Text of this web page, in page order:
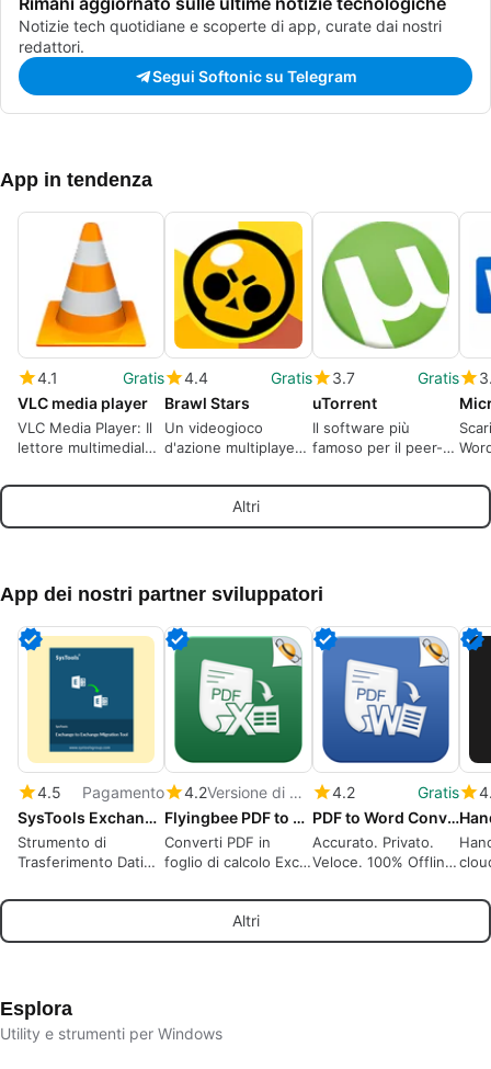
Notizie tech quotidiane e scoperte di app, curate dai nostri
redattori.
Segui Softonic su Telegram
App in tendenza
4.1
Gratis
VLC media player
VLC Media Player: Il
lettore multimediale
definitivo.
4.4
Gratis
Brawl Stars
Un videogioco
d'azione multiplayer
tuoi amici
3.7
Gratis
uTorrent
Il software più
famoso per il peer-
Altri
App dei nostri partner sviluppatori
4.5
Pagamento
SysTools Exchange to Exchange Migration Tool
Strumento di
Trasferimento Dati
Exchange: Dare
Filtrare gli Elementi e
Reale
4.2
Versione di prova
Flyingbee PDF to Excel Converter
Converti PDF in
foglio di calcolo Excel
Offline, recupero dati
sicuro per la privacy
4.2
Gratis
PDF to Word Converter
Accurato. Privato.
Veloce. 100% Offline.
Altri
Esplora
Utility e strumenti per Windows